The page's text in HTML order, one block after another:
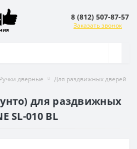
8 (812) 507-87-57
Заказать звонок
Ручки дверные Для раздвижных дверей
для раздвижных
SL-010 BL